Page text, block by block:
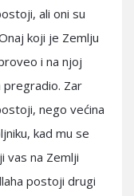
ali oni su
koji je Zemlju
i na njoj
pregradio. Zar
nego većina
kad mu se
vas na Zemlji
postoji drugi